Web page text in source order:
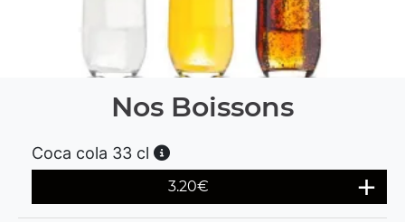
Nos Boissons
Coca cola 33 cl
3.20€